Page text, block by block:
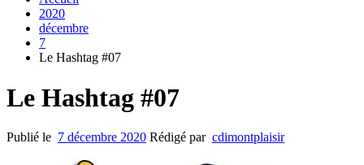
2020
décembre
7
Le Hashtag #07
Le Hashtag #07
Publié le 7 décembre 2020 Rédigé par cdimontplaisir